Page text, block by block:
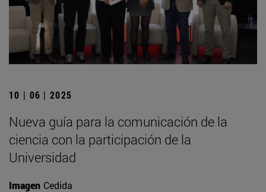
10 | 06 | 2025
Nueva guía para la comunicación de la
ciencia con la participación de la
Universidad
Imagen Cedida